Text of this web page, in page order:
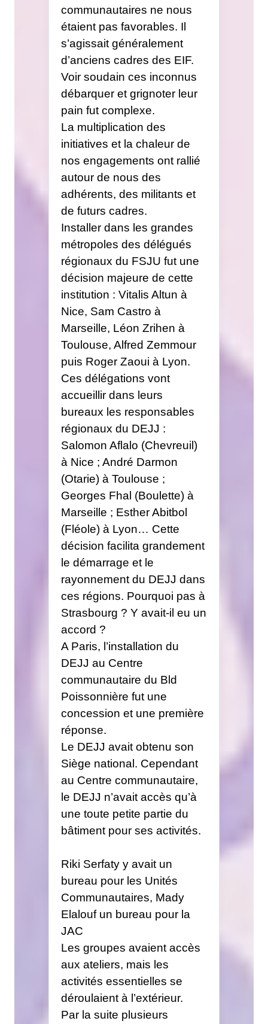
communautaires ne nous
étaient pas favorables. Il
s’agissait généralement
d’anciens cadres des EIF.
Voir soudain ces inconnus
débarquer et grignoter leur
pain fut complexe.
La multiplication des
initiatives et la chaleur de
nos engagements ont rallié
autour de nous des
adhérents, des militants et
de futurs cadres.
Installer dans les grandes
métropoles des délégués
régionaux du FSJU fut une
décision majeure de cette
institution : Vitalis Altun à
Nice, Sam Castro à
Marseille, Léon Zrihen à
Toulouse, Alfred Zemmour
puis Roger Zaoui à Lyon.
Ces délégations vont
accueillir dans leurs
bureaux les responsables
régionaux du DEJJ :
Salomon Aflalo (Chevreuil)
à Nice ; André Darmon
(Otarie) à Toulouse ;
Georges Fhal (Boulette) à
Marseille ; Esther Abitbol
(Fléole) à Lyon… Cette
décision facilita grandement
le démarrage et le
rayonnement du DEJJ dans
ces régions. Pourquoi pas à
Strasbourg ? Y avait-il eu un
accord ?
A Paris, l’installation du
DEJJ au Centre
communautaire du Bld
Poissonnière fut une
concession et une première
réponse.
Le DEJJ avait obtenu son
Siège national. Cependant
au Centre communautaire,
le DEJJ n’avait accès qu’à
une toute petite partie du
bâtiment pour ses activités.
Riki Serfaty y avait un
bureau pour les Unités
Communautaires, Mady
Elalouf un bureau pour la
JAC
Les groupes avaient accès
aux ateliers, mais les
activités essentielles se
déroulaient à l’extérieur.
Par la suite plusieurs